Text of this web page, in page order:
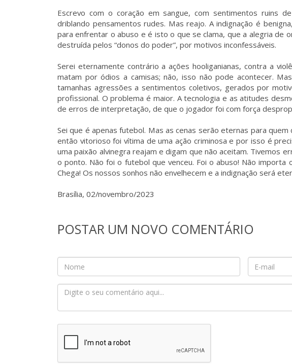
Escrevo com o coração em sangue, com sentimentos ruins
driblando pensamentos rudes. Mas reajo. A indignação é
para enfrentar o abuso e é isto o que se clama, que a alegria de
destruída pelos “donos do poder”, por motivos inconfessáveis.
Serei eternamente contrário a ações hooliganianas, contra a
matam por ódios a camisas; não, isso não pode acontecer.
tamanhas agressões a sentimentos coletivos, gerados por
profissional. O problema é maior. A tecnologia e as atitudes
de erros de interpretação, de que o jogador foi com força
Sei que é apenas futebol. Mas as cenas serão eternas para
então vitorioso foi vítima de uma ação criminosa e por isso é
uma paixão alvinegra reajam e digam que não aceitam. Tivemos
o ponto. Não foi o futebol que venceu. Foi o abuso! Não importa
Chega! Os nossos sonhos não envelhecem e a indignação será
Brasília, 02/novembro/2023
POSTAR UM NOVO COMENTÁRIO